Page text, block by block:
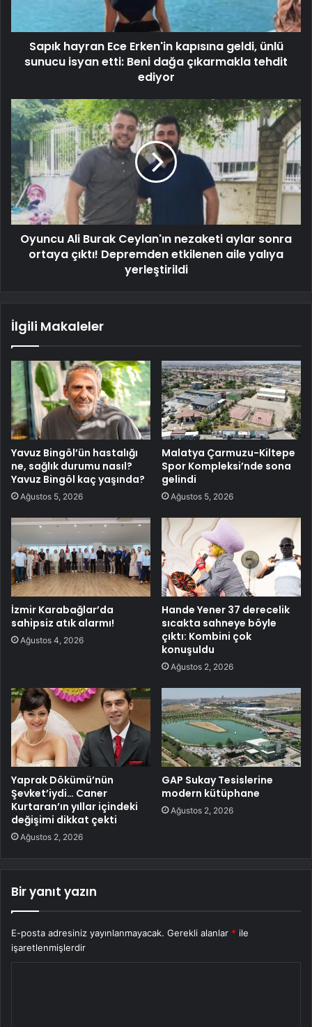
Sapık hayran Ece Erken'in kapısına geldi, ünlü
sunucu isyan etti: Beni dağa çıkarmakla tehdit
ediyor
Oyuncu Ali Burak Ceylan'ın nezaketi aylar sonra
ortaya çıktı! Depremden etkilenen aile yalıya
yerleştirildi
İlgili Makaleler
Yavuz Bingöl’ün hastalığı
ne, sağlık durumu nasıl?
Yavuz Bingöl kaç yaşında?
Ağustos 5, 2026
Malatya Çarmuzu-Kiltepe
Spor Kompleksi’nde sona
gelindi
Ağustos 5, 2026
İzmir Karabağlar’da
sahipsiz atık alarmı!
Ağustos 4, 2026
Hande Yener 37 derecelik
sıcakta sahneye böyle
çıktı: Kombini çok
konuşuldu
Ağustos 2, 2026
Yaprak Dökümü’nün
Şevket’iydi… Caner
Kurtaran’ın yıllar içindeki
değişimi dikkat çekti
Ağustos 2, 2026
GAP Sukay Tesislerine
modern kütüphane
Ağustos 2, 2026
Bir yanıt yazın
E-posta adresiniz yayınlanmayacak. Gerekli alanlar * ile
işaretlenmişlerdir